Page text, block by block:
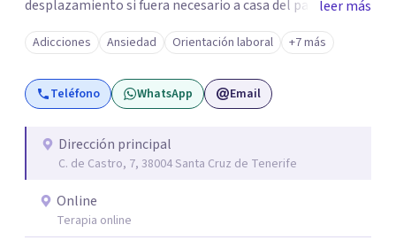
desplazamiento si fuera necesario a casa del paciente.
Todos los caminos para una sola solucionar, erradicar en
el menor tiempo posible el estado de sufrimiento que
puedas estar padeciendo en este momento. Solo debes
decidir y actuar para cambiar el ritmo de tu vida. Ese es el
lo primero es dar el primer paso. El centro juvenal es
personal, íntimo, cercano. Las herramientas que trabajo
JUVENAL es especial porque se trata de que el paciente se
sienta cómodo y que la terapia te haga crecer como
leer más
Adicciones Ansiedad Orientación laboral +7 más
Teléfono WhatsApp Email
Dirección principal
C. de Castro, 7, 38004 Santa Cruz de Tenerife
Online
Terapia online